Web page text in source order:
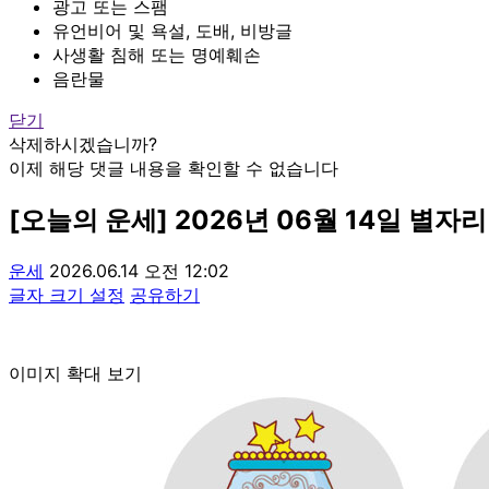
광고 또는 스팸
유언비어 및 욕설, 도배, 비방글
사생활 침해 또는 명예훼손
음란물
닫기
삭제하시겠습니까?
이제 해당 댓글 내용을 확인할 수 없습니다
[오늘의 운세] 2026년 06월 14일 별자
운세 2026.06.14 오전 12:02
글자 크기 설정 공유하기
이미지 확대 보기